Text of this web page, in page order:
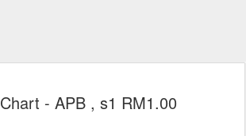
Chart - APB , s1 RM1.00